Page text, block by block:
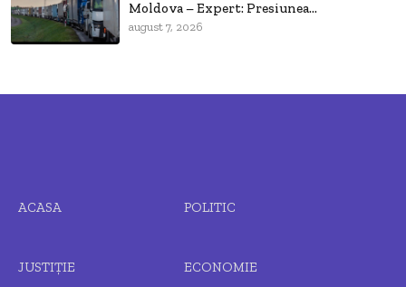
Moldova – Expert: Presiunea...
august 7, 2026
ACASA POLITIC
JUSTIȚIE ECONOMIE